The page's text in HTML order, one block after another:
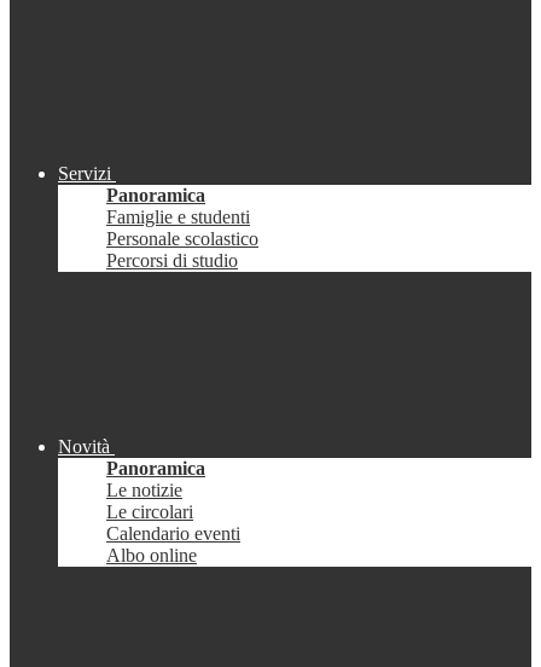
Servizi
Panoramica
Famiglie e studenti
Personale scolastico
Percorsi di studio
Novità
Panoramica
Le notizie
Le circolari
Calendario eventi
Albo online